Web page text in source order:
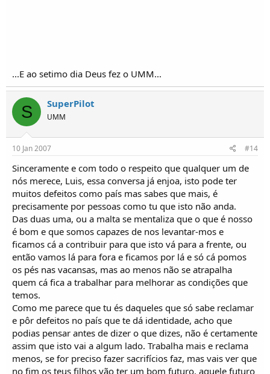
...E ao setimo dia Deus fez o UMM...
S SuperPilot
UMM
10 Jan 2007 #14
Sinceramente e com todo o respeito que qualquer um de
nós merece, Luis, essa conversa já enjoa, isto pode ter
muitos defeitos como país mas sabes que mais, é
precisamente por pessoas como tu que isto não anda.
Das duas uma, ou a malta se mentaliza que o que é nosso
é bom e que somos capazes de nos levantar-mos e
ficamos cá a contribuir para que isto vá para a frente, ou
então vamos lá para fora e ficamos por lá e só cá pomos
os pés nas vacansas, mas ao menos não se atrapalha
quem cá fica a trabalhar para melhorar as condições que
temos.
Como me parece que tu és daqueles que só sabe reclamar
e pôr defeitos no país que te dá identidade, acho que
podias pensar antes de dizer o que dizes, não é certamente
assim que isto vai a algum lado. Trabalha mais e reclama
menos, se for preciso fazer sacrifícios faz, mas vais ver que
no fim os teus filhos vão ter um bom futuro, aquele futuro